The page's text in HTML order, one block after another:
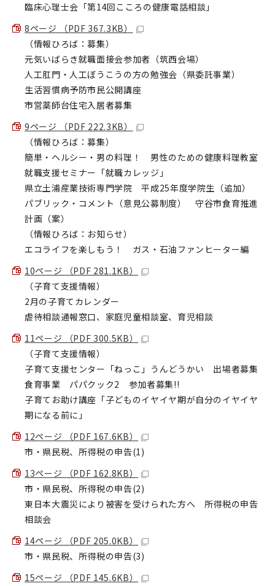
臨床心理士会「第14回こころの健康電話相談」
8ページ （PDF 367.3KB）
（情報ひろば：募集）
元気いばらき就職面接会参加者（筑西会場）
人工肛門・人工ぼうこうの方の勉強会（県委託事業）
生活習慣病予防市民公開講座
市営薬師台住宅入居者募集
9ページ （PDF 222.3KB）
（情報ひろば：募集）
簡単・ヘルシー・男の料理！ 男性のための健康料理教室
就職支援セミナー「就職カレッジ」
県立土浦産業技術専門学院 平成25年度学院生（追加）
パブリック・コメント（意見公募制度） 守谷市食育推進
計画（案）
（情報ひろば：お知らせ）
エコライフを楽しもう！ ガス・石油ファンヒーター編
10ページ （PDF 281.1KB）
（子育て支援情報）
2月の子育てカレンダー
虐待相談通報窓口、家庭児童相談室、育児相談
11ページ （PDF 300.5KB）
（子育て支援情報）
子育て支援センター「ねっこ」うんどうかい 出場者募集
食育事業 パパクック2 参加者募集!!
子育てお助け講座「子どものイヤイヤ期が自分のイヤイヤ
期になる前に」
12ページ （PDF 167.6KB）
市・県民税、所得税の申告(1)
13ページ （PDF 162.8KB）
市・県民税、所得税の申告(2)
東日本大震災により被害を受けられた方へ 所得税の申告
相談会
14ページ （PDF 205.0KB）
市・県民税、所得税の申告(3)
15ページ （PDF 145.6KB）